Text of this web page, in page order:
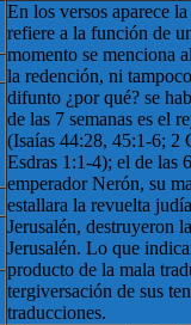
En los versos aparece
refiere a la función de
momento se menciona
la redención, ni
difunto ¿por qué? se
de las 7 semanas es el
(Isaías 44:28, 45:1-6; 2
Esdras 1:1-4); el de las
emperador Nerón, su
estallara la revuelta
Jerusalén, destruyeron
Jerusalén. Lo que
producto de la mala
tergiversación de sus
traducciones.